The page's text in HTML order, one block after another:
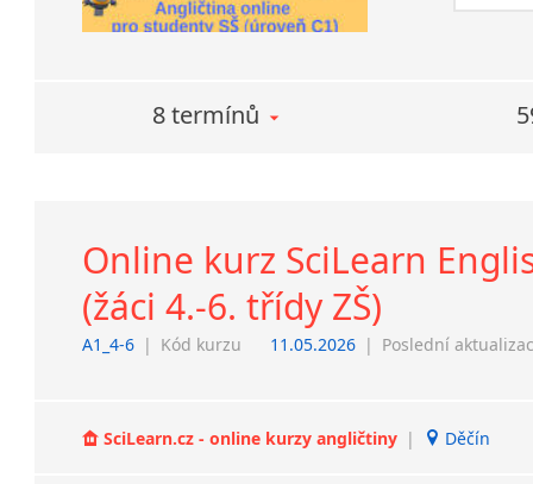
8 termínů
Online kurz SciLearn
(žáci 4.-6. třídy ZŠ)
A1_4-6 | Kód kurzu 11.05.2026 | Poslední
SciLearn.cz - online kurzy angličtiny | Děčín